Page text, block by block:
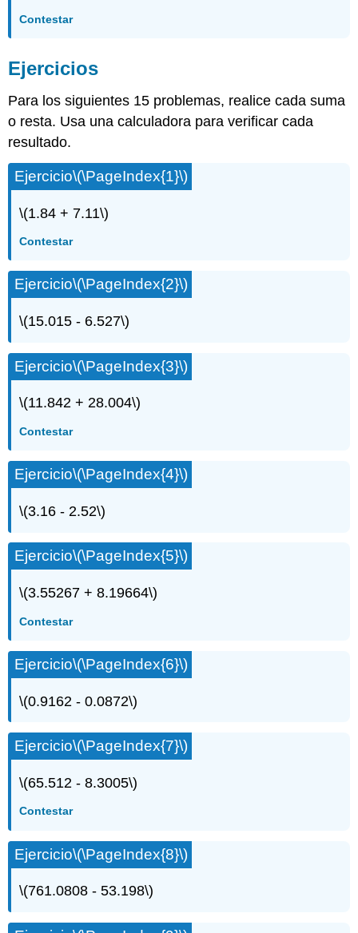
Contestar
Ejercicios
Para los siguientes 15 problemas, realice cada suma
o resta. Usa una calculadora para verificar cada
resultado.
Ejercicio\(\PageIndex{1}\)
\(1.84 + 7.11\)
Contestar
Ejercicio\(\PageIndex{2}\)
\(15.015 - 6.527\)
Ejercicio\(\PageIndex{3}\)
\(11.842 + 28.004\)
Contestar
Ejercicio\(\PageIndex{4}\)
\(3.16 - 2.52\)
Ejercicio\(\PageIndex{5}\)
\(3.55267 + 8.19664\)
Contestar
Ejercicio\(\PageIndex{6}\)
\(0.9162 - 0.0872\)
Ejercicio\(\PageIndex{7}\)
\(65.512 - 8.3005\)
Contestar
Ejercicio\(\PageIndex{8}\)
\(761.0808 - 53.198\)